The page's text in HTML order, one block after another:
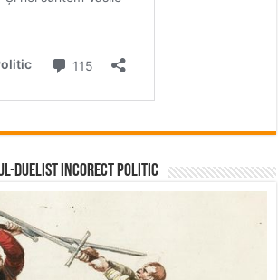
Duelist Incorect Politic